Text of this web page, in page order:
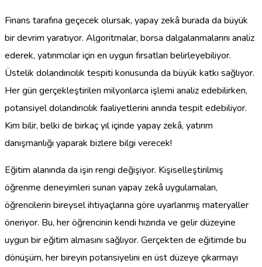
Finans tarafına geçecek olursak, yapay zekâ burada da büyük
bir devrim yaratıyor. Algoritmalar, borsa dalgalanmalarını analiz
ederek, yatırımcılar için en uygun fırsatları belirleyebiliyor.
Üstelik dolandırıcılık tespiti konusunda da büyük katkı sağlıyor.
Her gün gerçekleştirilen milyonlarca işlemi analiz edebilirken,
potansiyel dolandırıcılık faaliyetlerini anında tespit edebiliyor.
Kim bilir, belki de birkaç yıl içinde yapay zekâ, yatırım
danışmanlığı yaparak bizlere bilgi verecek!
Eğitim alanında da işin rengi değişiyor. Kişiselleştirilmiş
öğrenme deneyimleri sunan yapay zekâ uygulamaları,
öğrencilerin bireysel ihtiyaçlarına göre uyarlanmış materyaller
öneriyor. Bu, her öğrencinin kendi hızında ve gelir düzeyine
uygun bir eğitim almasını sağlıyor. Gerçekten de eğitimde bu
dönüşüm, her bireyin potansiyelini en üst düzeye çıkarmayı